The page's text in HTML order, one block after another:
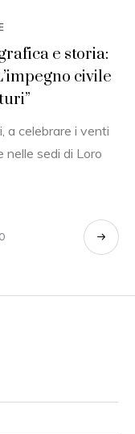
e storia:
civile
a celebrare i venti
nelle sedi di Loro